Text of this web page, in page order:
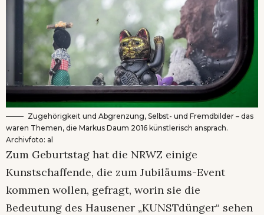
Zugehörigkeit und Abgrenzung, Selbst- und Fremdbilder – das
waren Themen, die Markus Daum 2016 künstlerisch ansprach.
Archivfoto: al
Zum Geburtstag hat die NRWZ einige
Kunstschaffende, die zum Jubiläums-Event
kommen wollen, gefragt, worin sie die
Bedeutung des Hausener „KUNSTdünger“ sehen